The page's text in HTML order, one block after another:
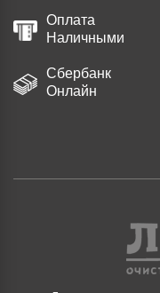
Оплата
Наличными
Сбербанк
Онлайн